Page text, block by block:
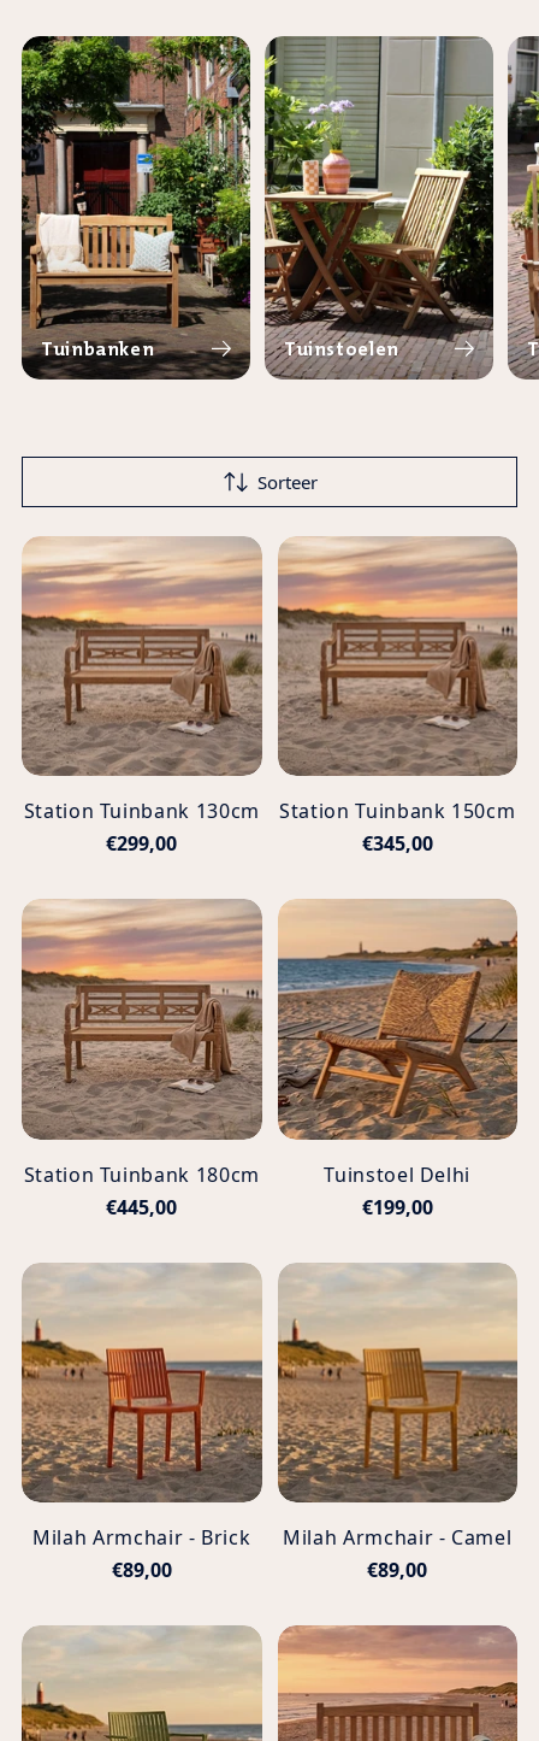
Tuinbanken Tuinstoelen
Sorteer
Station Tuinbank 130cm
€299,00
Station Tuinbank 150cm
€345,00
Station Tuinbank 180cm
€445,00
Tuinstoel Delhi
€199,00
Milah Armchair - Brick
€89,00
Milah Armchair - Camel
€89,00